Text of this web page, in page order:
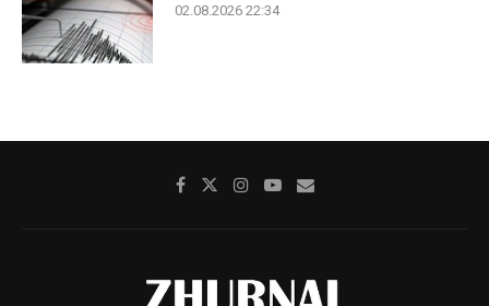
02.08.2026 22:34